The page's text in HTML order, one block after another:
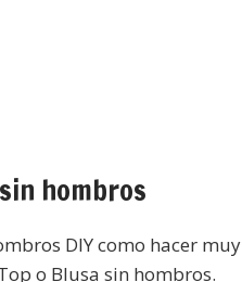
hombros
DIY como hacer muy
o Blusa sin hombros.